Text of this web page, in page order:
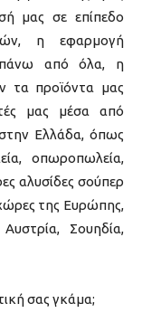
μας σε επίπεδο
η εφαρμογή
πάνω από όλα, η
τα προϊόντα μας
μας μέσα από
Ελλάδα, όπως
οπωροπωλεία,
αλυσίδες σούπερ
της Ευρώπης,
Σουηδία,
σας γκάμα;